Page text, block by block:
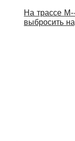
На трассе
выбросить